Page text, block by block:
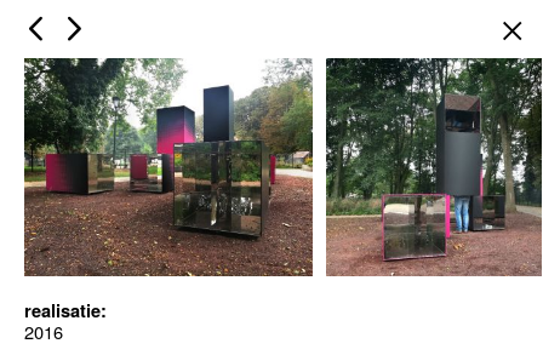
realisatie:
2016
×